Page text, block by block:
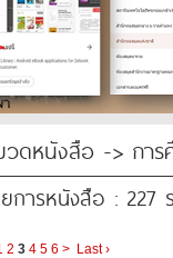
วดหนังสือ -> การ
การหนังสือ : 227
2 3 4 5 6 > Last ›